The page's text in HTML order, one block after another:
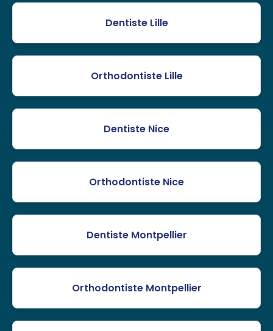
Dentiste Lille
Orthodontiste Lille
Dentiste Nice
Orthodontiste Nice
Dentiste Montpellier
Orthodontiste Montpellier